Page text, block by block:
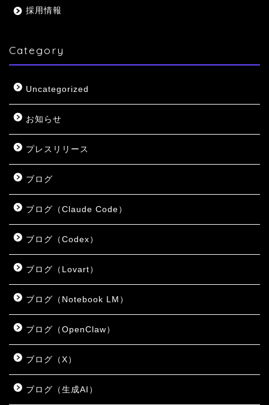
採用情報
Category
Uncategorized
お知らせ
プレスリリース
ブログ
ブログ（Claude Code）
ブログ（Codex）
ブログ（Lovart）
ブログ（Notebook LM）
ブログ（OpenClaw）
ブログ（X）
ブログ（生成AI）